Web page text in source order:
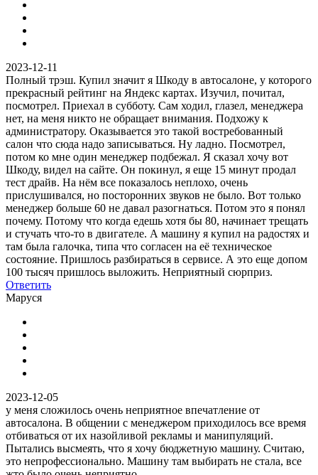
2023-12-11
Полный трэш. Купил значит я Шкоду в автосалоне, у которого
прекрасный рейтинг на Яндекс картах. Изучил, почитал,
посмотрел. Приехал в субботу. Сам ходил, глазел, менеджера
нет, на меня никто не обращает внимания. Подхожу к
администратору. Оказывается это такой востребованный
салон что сюда надо записываться. Ну ладно. Посмотрел,
потом ко мне один менеджер подбежал. Я сказал хочу вот
Шкоду, видел на сайте. Он покинул, я еще 15 минут продал
тест драйв. На нём все показалось неплохо, очень
прислушивался, но посторонних звуков не было. Вот только
менеджер больше 60 не давал разогнаться. Потом это я понял
почему. Потому что когда едешь хотя бы 80, начинает трещать
и стучать что-то в двигателе. А машину я купил на радостях и
там была галочка, типа что согласен на её техническое
состояние. Пришлось разбираться в сервисе. А это еще допом
100 тысяч пришлось выложить. Неприятный сюрприз.
Ответить
Маруся
2023-12-05
у меня сложилось очень неприятное впечатление от
автосалона. В общении с менеджером приходилось все время
отбиваться от их назойливой рекламы и манипуляций.
Пытались высмеять, что я хочу бюджетную машину. Считаю,
это непрофессионально. Машину там выбирать не стала, все